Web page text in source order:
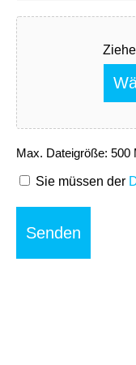
Fichier
Max. Dateigröße: 500
RGPDSie müssen der